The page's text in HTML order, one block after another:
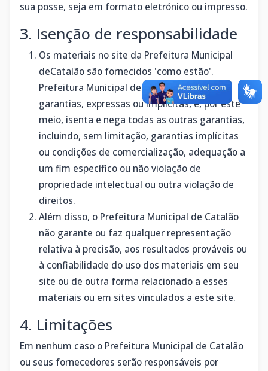
sua posse, seja em formato eletrónico ou impresso.
3. Isenção de responsabilidade
Os materiais no site da Prefeitura Municipal
deCatalão são fornecidos 'como estão'.
Prefeitura Municipal de Catalão não oferece
garantias, expressas ou implícitas, e, por este
meio, isenta e nega todas as outras garantias,
incluindo, sem limitação, garantias implícitas
ou condições de comercialização, adequação a
um fim específico ou não violação de
propriedade intelectual ou outra violação de
direitos.
Além disso, o Prefeitura Municipal de Catalão
não garante ou faz qualquer representação
relativa à precisão, aos resultados prováveis ​​ou
à confiabilidade do uso dos materiais em seu
site ou de outra forma relacionado a esses
materiais ou em sites vinculados a este site.
4. Limitações
Em nenhum caso o Prefeitura Municipal de Catalão
ou seus fornecedores serão responsáveis ​​por